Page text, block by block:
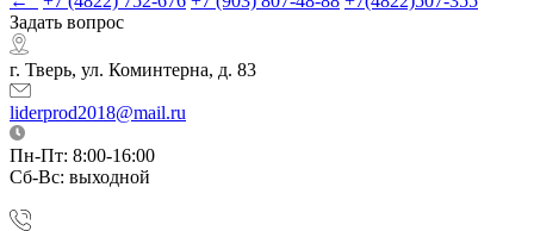
Задать вопрос
г. Тверь, ул. Коминтерна, д. 83
liderprod2018@mail.ru
Пн-Пт: 8:00-16:00
Сб-Вс: выходной